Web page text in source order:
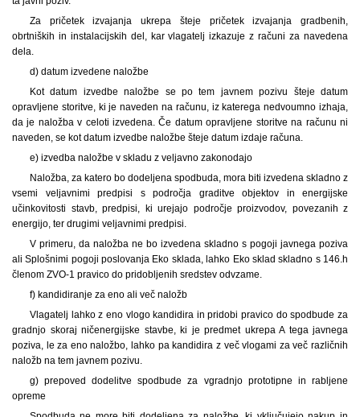
Za pričetek izvajanja ukrepa šteje pričetek izvajanja gradbenih,
obrtniških in instalacijskih del, kar vlagatelj izkazuje z računi za navedena
dela.
d) datum izvedene naložbe
Kot datum izvedbe naložbe se po tem javnem pozivu šteje datum
opravljene storitve, ki je naveden na računu, iz katerega nedvoumno izhaja,
da je naložba v celoti izvedena. Če datum opravljene storitve na računu ni
naveden, se kot datum izvedbe naložbe šteje datum izdaje računa.
e) izvedba naložbe v skladu z veljavno zakonodajo
Naložba, za katero bo dodeljena spodbuda, mora biti izvedena skladno z
vsemi veljavnimi predpisi s področja graditve objektov in energijske
učinkovitosti stavb, predpisi, ki urejajo področje proizvodov, povezanih z
energijo, ter drugimi veljavnimi predpisi.
V primeru, da naložba ne bo izvedena skladno s pogoji javnega poziva
ali Splošnimi pogoji poslovanja Eko sklada, lahko Eko sklad skladno s 146.h
členom ZVO-1 pravico do pridobljenih sredstev odvzame.
f) kandidiranje za eno ali več naložb
Vlagatelj lahko z eno vlogo kandidira in pridobi pravico do spodbude za
gradnjo skoraj ničenergijske stavbe, ki je predmet ukrepa A tega javnega
poziva, le za eno naložbo, lahko pa kandidira z več vlogami za več različnih
naložb na tem javnem pozivu.
g) prepoved dodelitve spodbude za vgradnjo prototipne in rabljene
opreme